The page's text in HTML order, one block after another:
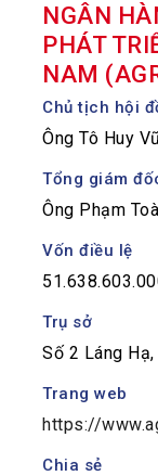
NGÂN
PHÁT
NAM
Chủ tịch hội
Ông Tô Huy Vũ
Tổng giám
Ông Phạm
Vốn điều lệ
Trụ sở
Số 2 Láng
Trang web
https://
Chia sẻ